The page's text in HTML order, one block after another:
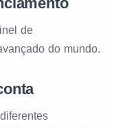
de
do mundo.